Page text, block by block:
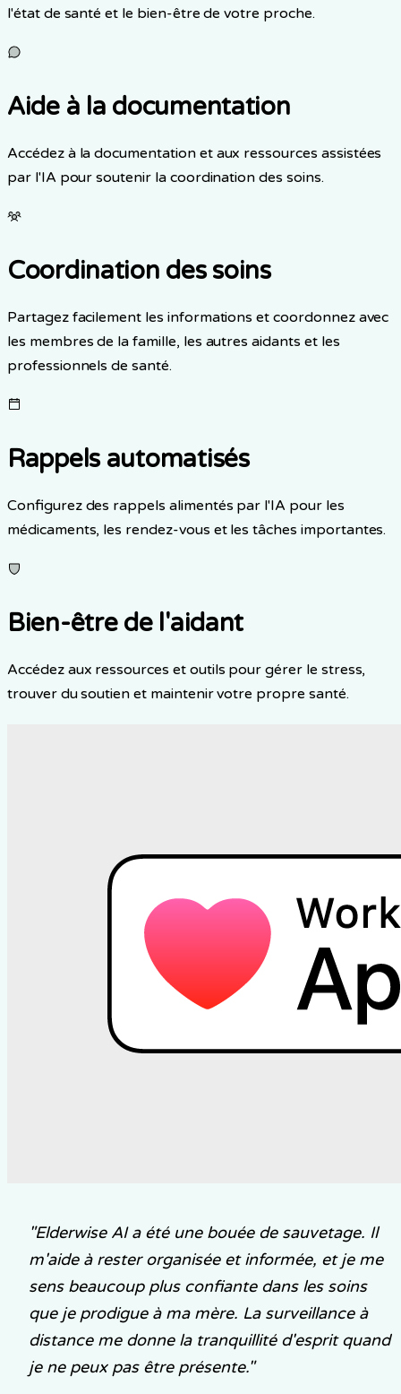
l'état de santé et le bien-être de votre proche.
Aide à la documentation
Accédez à la documentation et aux ressources assistées
par l'IA pour soutenir la coordination des soins.
Coordination des soins
Partagez facilement les informations et coordonnez avec
les membres de la famille, les autres aidants et les
professionnels de santé.
Rappels automatisés
Configurez des rappels alimentés par l'IA pour les
médicaments, les rendez-vous et les tâches importantes.
Bien-être de l'aidant
Accédez aux ressources et outils pour gérer le stress,
trouver du soutien et maintenir votre propre santé.
"Elderwise AI a été une bouée de sauvetage. Il
m'aide à rester organisée et informée, et je me
sens beaucoup plus confiante dans les soins
que je prodigue à ma mère. La surveillance à
distance me donne la tranquillité d'esprit quand
je ne peux pas être présente."